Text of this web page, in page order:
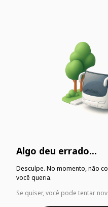
Algo deu errado...
Desculpe. No momento, não
você queria.
Se quiser, você pode tentar